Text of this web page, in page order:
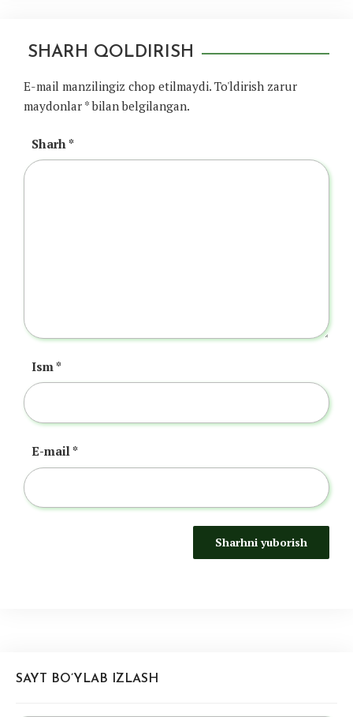
SHARH QOLDIRISH
E-mail manzilingiz chop etilmaydi. To'ldirish zarur
maydonlar *bilan belgilangan.
Sharh *
Ism *
E-mail *
SAYT BO’YLAB IZLASH